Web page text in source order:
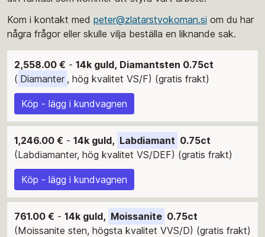
Kom i kontakt med peter@zlatarstvokoman.si om du har
några frågor eller skulle vilja beställa en liknande sak.
2,558.00 € - 14k guld, Diamantsten 0.75ct
( Diamanter , hög kvalitet VS/F) (gratis frakt)
Köp - lägg i kundvagnen
1,246.00 € - 14k guld, Labdiamant 0.75ct
(Labdiamanter, hög kvalitet VS/DEF) (gratis frakt)
Köp - lägg i kundvagnen
761.00 € - 14k guld, Moissanite 0.75ct
(Moissanite sten, högsta kvalitet VVS/D) (gratis frakt)